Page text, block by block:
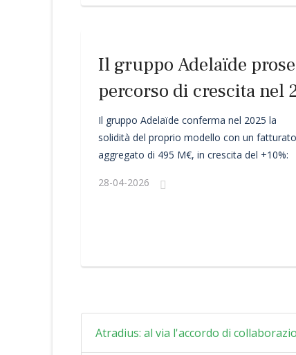
Il gruppo Adelaïde
percorso di crescita nel
le basi del suo sviluppo
Il gruppo Adelaïde conferma nel 2025 la
solidità del proprio modello con un fatturato
aggregato di 495 M€, in crescita del +10%:
28-04-2026
Atradius: al via l'accordo di